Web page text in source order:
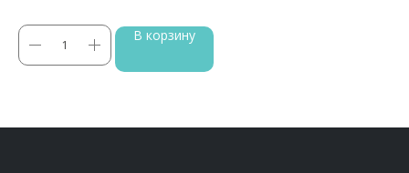
В корзину